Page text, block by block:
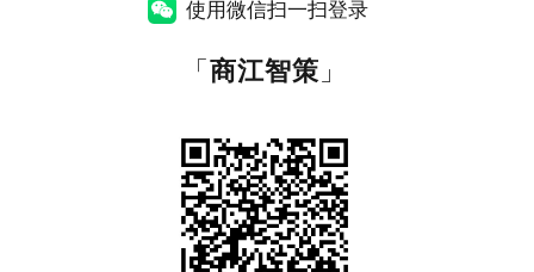
使用微信扫一扫登录
「商江智策 」